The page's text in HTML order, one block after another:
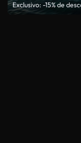
Exclusivo: -15% de